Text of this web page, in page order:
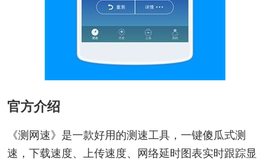
官方介绍
《测网速》是一款好用的测速工具，一键傻瓜式测
速，下载速度、上传速度、网络延时图表实时跟踪显